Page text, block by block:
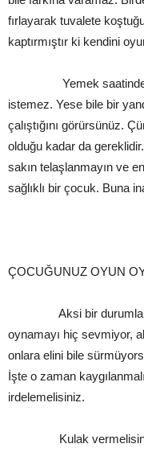
fırlayarak tuvalete
kaptırmıştır ki kendini
Yemek saatinde
istemez. Yese bile bir
çalıştığını görürsünüz.
olduğu kadar da
sakın telaşlanmayın ve
sağlıklı bir çocuk. Buna
ÇOCUĞUNUZ OYUN
Aksi bir durumla
oynamayı hiç sevmiyor,
onlara elini bile
İşte o zaman
irdelemelisiniz.
Kulak vermelisiniz